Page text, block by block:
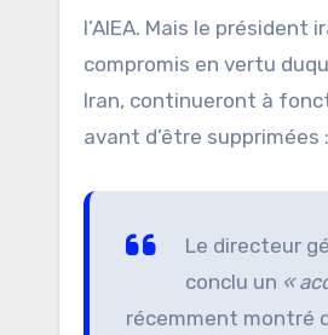
l’AIEA. Mais le président
compromis en vertu
Iran, continueront à
avant d’être supprimées :
Le directeur
conclu un «
récemment montré